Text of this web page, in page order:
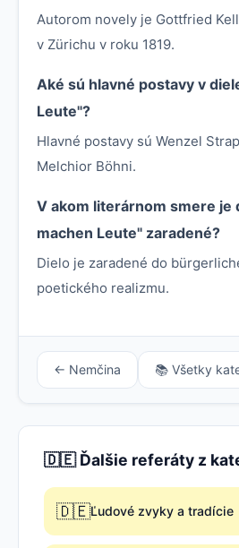
Autorom novely je Gottfried
v Zürichu v roku 1819.
Aké sú hlavné postavy v
Leute"?
Hlavné postavy sú Wenzel
Melchior Böhni.
V akom literárnom smere je
machen Leute" zaradené?
Dielo je zaradené do
poetického realizmu.
← Nemčina 📚 Všetky
🇩🇪 Ďalšie referáty z
🇩🇪Ľudové zvyky a tradície